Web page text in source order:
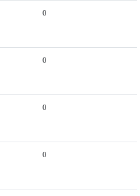
0
0
0
0